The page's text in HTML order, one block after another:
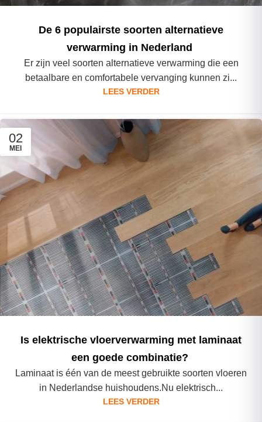
De 6 populairste soorten alternatieve
verwarming in Nederland
Er zijn veel soorten alternatieve verwarming die een
betaalbare en comfortabele vervanging kunnen zi...
LEES VERDER
02
MEI
Is elektrische vloerverwarming met laminaat
een goede combinatie?
Laminaat is één van de meest gebruikte soorten vloeren
in Nederlandse huishoudens.Nu elektrisch...
LEES VERDER